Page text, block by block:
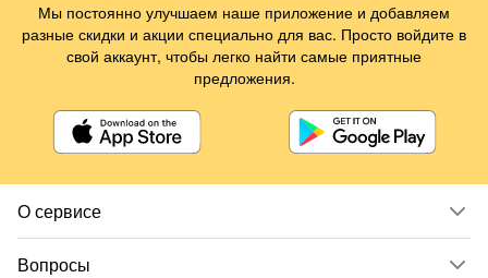
О сервисе
Вопросы
Мы постоянно улучшаем наше приложение и добавляем
разные скидки и акции специально для вас. Просто войдите в
свой аккаунт, чтобы легко найти самые приятные
предложения.